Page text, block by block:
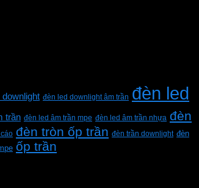
downlight đèn led downlight âm trần đèn led
trần đèn led âm trần mpe đèn led âm trần nhựa đèn
đèn tròn ốp trần đèn trần downlight đèn
ốp trần